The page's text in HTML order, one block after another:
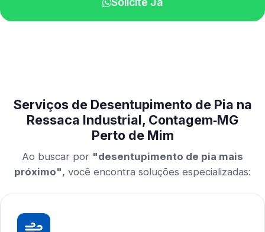
Serviços de Desentupimento de Pia na
Ressaca Industrial, Contagem‑MG
Perto de Mim
Ao buscar por "desentupimento de pia mais
próximo", você encontra soluções especializadas: